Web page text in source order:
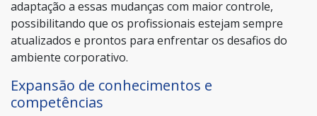
adaptação a essas mudanças com maior controle,
possibilitando que os profissionais estejam sempre
atualizados e prontos para enfrentar os desafios do
ambiente corporativo.
Expansão de conhecimentos e
competências